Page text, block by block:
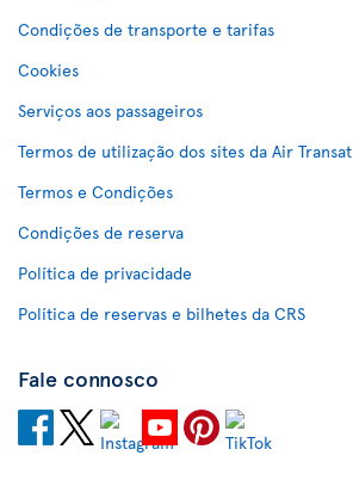
Condições de transporte e tarifas
Cookies
Serviços aos passageiros
Termos de utilização dos sites da Air Transat
Termos e Condições
Condições de reserva
Política de privacidade
Política de reservas e bilhetes da CRS
Fale connosco